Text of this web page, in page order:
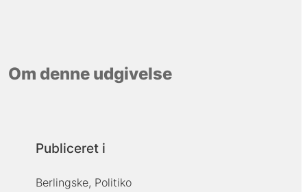
Om denne udgivelse
Publiceret i
Berlingske, Politiko